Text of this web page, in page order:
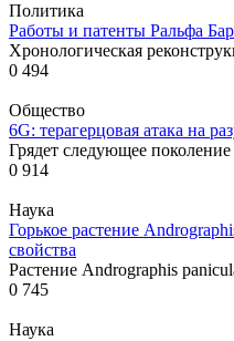
Политика
Работы и патенты Ральфа
Хронологическая
0 494
Общество
6G: терагерцовая атака на
Грядет следующее
0 914
Наука
Горькое растение
свойства
Растение Andrographis
0 745
Наука